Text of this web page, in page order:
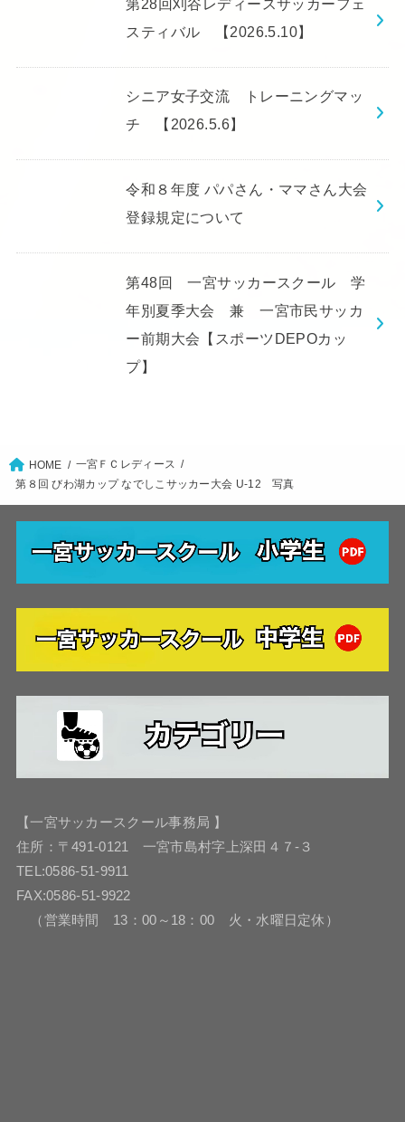
スティバル 【2026.5.10】
シニア女子交流 トレーニングマッ
チ 【2026.5.6】
令和８年度 パパさん・ママさん大会
登録規定について
第48回 一宮サッカースクール 学
年別夏季大会 兼 一宮市民サッカ
ー前期大会【スポーツDEPOカッ
プ】
HOME
一宮ＦＣレディース
第８回 びわ湖カップ なでしこサッカー大会 U-12 写真
【一宮サッカースクール事務局 】
住所：〒491-0121 一宮市島村字上深田４７-３
TEL:0586-51-9911
FAX:0586-51-9922
（営業時間 13：00～18：00 火・水曜日定休）